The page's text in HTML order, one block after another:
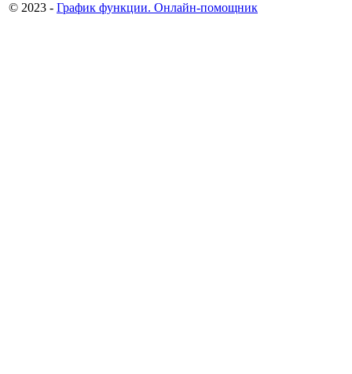
© 2023 - График функции. Онлайн-помощник